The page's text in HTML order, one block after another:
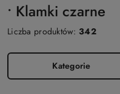
• Klamki czarne
Liczba produktów: 342
Kategorie